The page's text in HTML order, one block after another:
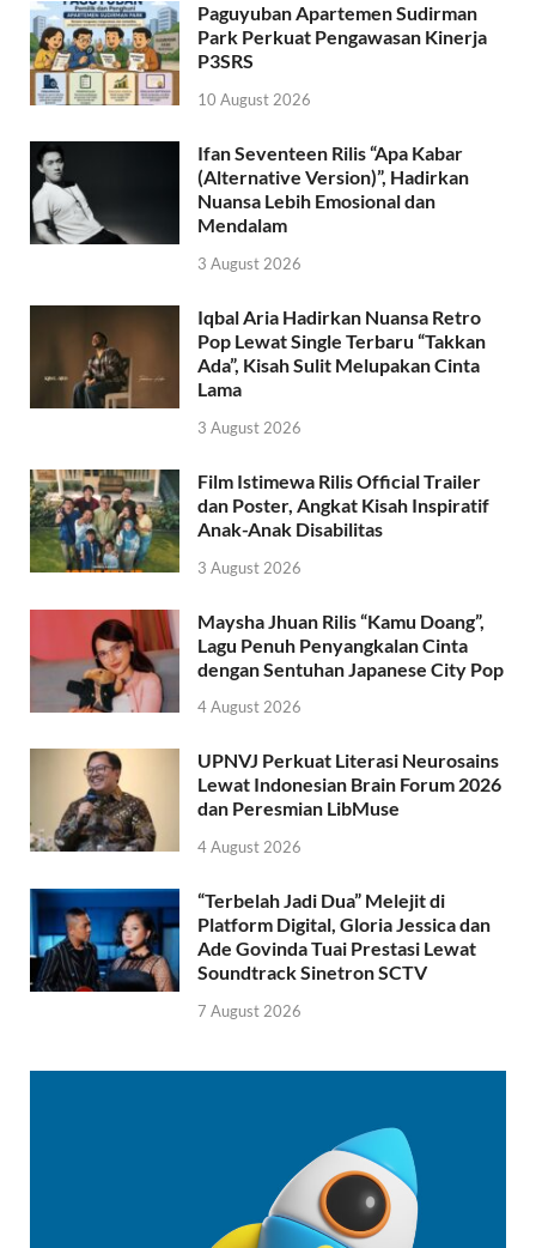
Paguyuban Apartemen Sudirman
Park Perkuat Pengawasan Kinerja
P3SRS
10 August 2026
Ifan Seventeen Rilis “Apa Kabar
(Alternative Version)”, Hadirkan
Nuansa Lebih Emosional dan
Mendalam
3 August 2026
Iqbal Aria Hadirkan Nuansa Retro
Pop Lewat Single Terbaru “Takkan
Ada”, Kisah Sulit Melupakan Cinta
Lama
3 August 2026
Film Istimewa Rilis Official Trailer
dan Poster, Angkat Kisah Inspiratif
Anak-Anak Disabilitas
3 August 2026
Maysha Jhuan Rilis “Kamu Doang”,
Lagu Penuh Penyangkalan Cinta
dengan Sentuhan Japanese City Pop
4 August 2026
UPNVJ Perkuat Literasi Neurosains
Lewat Indonesian Brain Forum 2026
dan Peresmian LibMuse
4 August 2026
“Terbelah Jadi Dua” Melejit di
Platform Digital, Gloria Jessica dan
Ade Govinda Tuai Prestasi Lewat
Soundtrack Sinetron SCTV
7 August 2026